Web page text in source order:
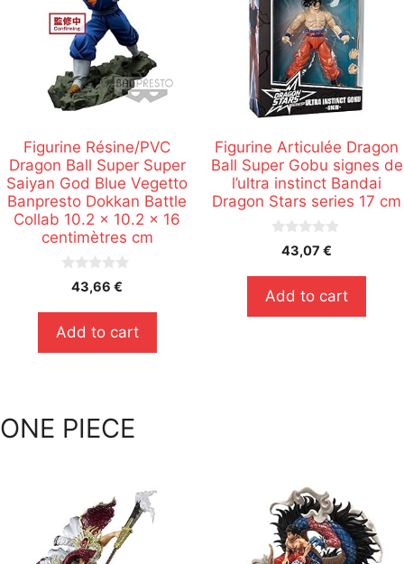
Figurine Résine/PVC
Dragon Ball Super Super
Saiyan God Blue Vegetto
Banpresto Dokkan Battle
Collab 10.2 x 10.2 x 16
centimètres cm
s
5
43,66€
Add to cart
Figurine Articulée Dragon
Ball Super Gobu signes de
l’ultra instinct Bandai
Dragon Stars series 17 cm
s
5
43,07€
Add to cart
ONE PIECE